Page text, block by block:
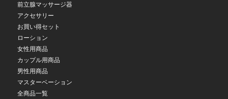
前立腺マッサージ器
アクセサリー
お買い得セット
ローション
女性用商品
カップル用商品
男性用商品
マスターベーション
全商品一覧